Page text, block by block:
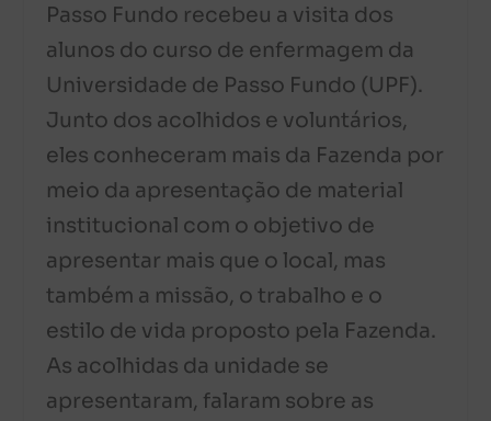
Passo Fundo recebeu a visita dos
alunos do curso de enfermagem da
Universidade de Passo Fundo (UPF).
Junto dos acolhidos e voluntários,
eles conheceram mais da Fazenda por
meio da apresentação de material
institucional com o objetivo de
apresentar mais que o local, mas
também a missão, o trabalho e o
estilo de vida proposto pela Fazenda.
As acolhidas da unidade se
apresentaram, falaram sobre as